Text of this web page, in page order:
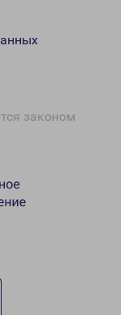
законом